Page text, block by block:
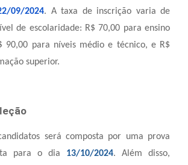
09/2024. A taxa de inscrição varia de
de escolaridade: R$ 70,00 para ensino
90,00 para níveis médio e técnico, e R$
superior.
será composta por uma prova
para o dia 13/10/2024. Além disso,